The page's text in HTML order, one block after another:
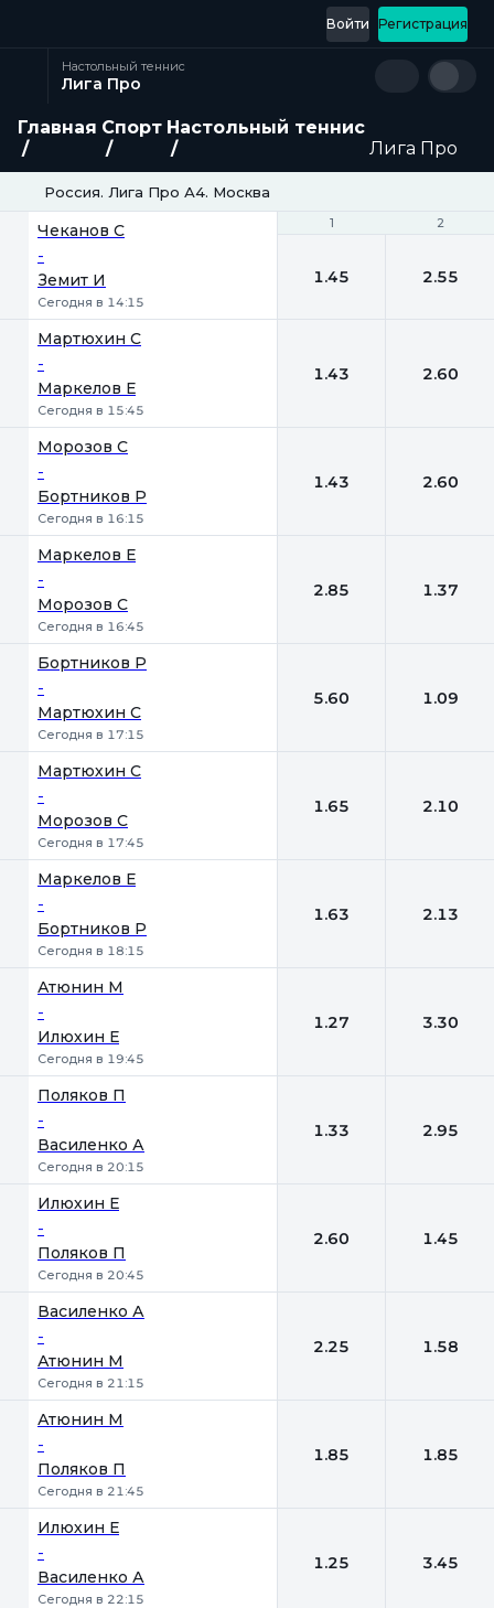
Регистрация
Войти
Настольный теннис
Лига Про
Главная Спорт Настольный теннис
Лига Про
Россия. Лига Про А4. Москва
1 2
Чеканов С
-
Земит И
Сегодня в 14:15
1 2
1.45 2.55
Мартюхин С
-
Маркелов Е
Сегодня в 15:45
1.43 2.60
Морозов С
-
Бортников Р
Сегодня в 16:15
1.43 2.60
Маркелов Е
-
Морозов С
Сегодня в 16:45
2.85 1.37
Бортников Р
-
Мартюхин С
Сегодня в 17:15
5.60 1.09
Мартюхин С
-
Морозов С
Сегодня в 17:45
1.65 2.10
Маркелов Е
-
Бортников Р
Сегодня в 18:15
1.63 2.13
Атюнин М
-
Илюхин Е
Сегодня в 19:45
1.27 3.30
Поляков П
-
Василенко А
Сегодня в 20:15
1.33 2.95
Илюхин Е
-
Поляков П
Сегодня в 20:45
2.60 1.45
Василенко А
-
Атюнин М
Сегодня в 21:15
2.25 1.58
Атюнин М
-
Поляков П
Сегодня в 21:45
1.85 1.85
Илюхин Е
-
Василенко А
Сегодня в 22:15
1.25 3.45